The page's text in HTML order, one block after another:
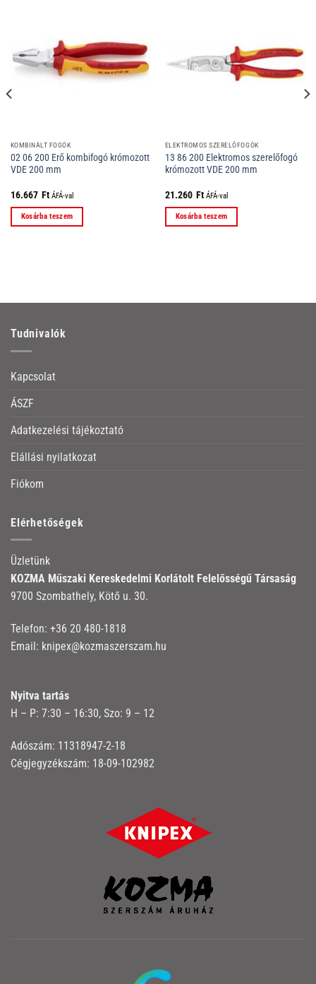
KOMBINÁLT FOGÓK
02 06 200 Erő kombifogó krómozott
VDE 200 mm
16.667 Ft ÁFÁ-val
Kosárba teszem
ELEKTROMOS SZERELŐFOGÓK
13 86 200 Elektromos szerelőfogó
krómozott VDE 200 mm
21.260 Ft ÁFÁ-val
Kosárba teszem
Tudnivalók
Kapcsolat
ÁSZF
Adatkezelési tájékoztató
Elállási nyilatkozat
Fiókom
Elérhetőségek
Üzletünk
KOZMA Műszaki Kereskedelmi Korlátolt Felelősségű Társaság
9700 Szombathely, Kötő u. 30.
Telefon: +36 20 480-1818
Email: knipex@kozmaszerszam.hu
Nyitva tartás
H – P: 7:30 – 16:30, Szo: 9 – 12
Adószám: 11318947-2-18
Cégjegyzékszám: 18-09-102982